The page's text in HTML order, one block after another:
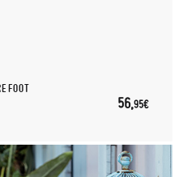
56,95€